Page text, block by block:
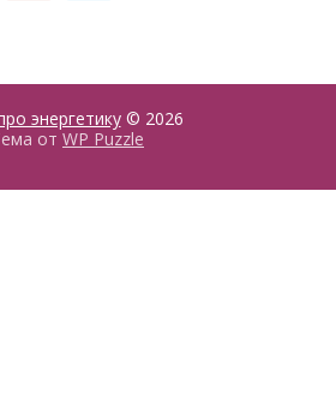
энергетику© 2026
от WP Puzzle